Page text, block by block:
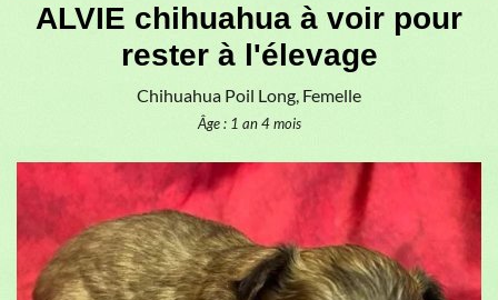
ALVIE chihuahua à voir pour
rester à l'élevage
Chihuahua Poil Long, Femelle
Âge : 1 an 4 mois